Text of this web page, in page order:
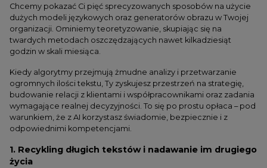
Chcemy pokazać Ci pięć sprecyzowanych sposobów na użycie
dużych modeli językowych oraz generatorów obrazu w Twojej
organizacji. Ominiemy teoretyzowanie, skupiając się na
twardych metodach oszczędzających nawet kilkadziesiąt
godzin w skali miesiąca.
Kiedy algorytmy przejmują żmudne analizy i przetwarzanie
ogromnych ilości tekstu, Ty zyskujesz przestrzeń na strategię,
budowanie relacji z klientami i współpracownikami oraz zadania
wymagające realnej decyzyjności. To się po prostu opłaca – pod
warunkiem, że z AI korzystasz świadomie, bezpiecznie i z
odpowiednimi kompetencjami.
1. Recykling długich tekstów i nadawanie im drugiego
życia